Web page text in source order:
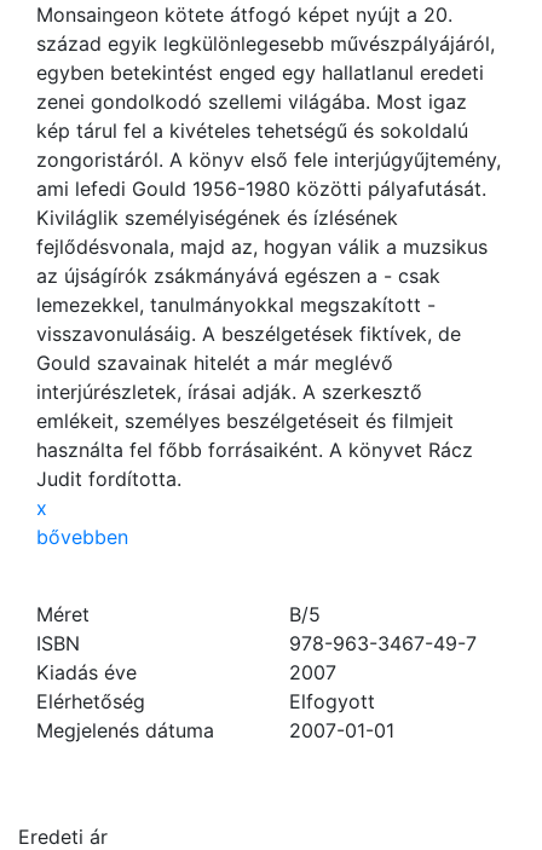
Monsaingeon kötete átfogó képet nyújt a 20.
század egyik legkülönlegesebb művészpályájáról,
egyben betekintést enged egy hallatlanul eredeti
zenei gondolkodó szellemi világába. Most igaz
kép tárul fel a kivételes tehetségű és sokoldalú
zongoristáról. A könyv első fele interjúgyűjtemény,
ami lefedi Gould 1956-1980 közötti pályafutását.
Kiviláglik személyiségének és ízlésének
fejlődésvonala, majd az, hogyan válik a muzsikus
az újságírók zsákmányává egészen a - csak
lemezekkel, tanulmányokkal megszakított -
visszavonulásáig. A beszélgetések fiktívek, de
Gould szavainak hitelét a már meglévő
interjúrészletek, írásai adják. A szerkesztő
emlékeit, személyes beszélgetéseit és filmjeit
használta fel főbb forrásaiként. A könyvet Rácz
Judit fordította.
x
bővebben
Eredeti ár
Méret
B/5
ISBN
978-963-3467-49-7
Kiadás éve
2007
Elérhetőség
Elfogyott
Megjelenés dátuma
2007-01-01